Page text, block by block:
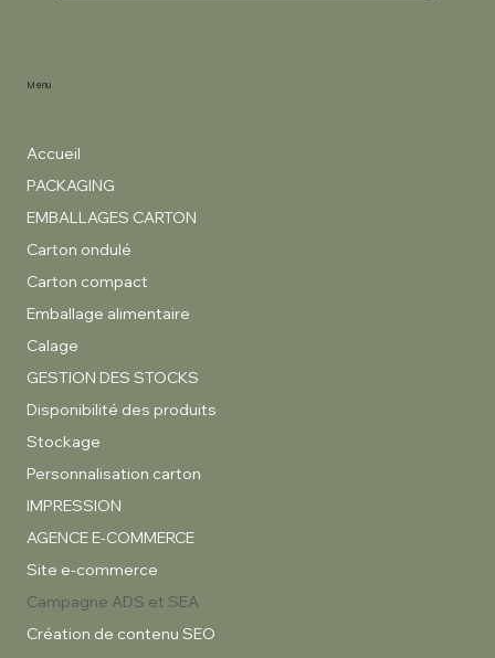
Accueil
PACKAGING
EMBALLAGES CARTON
Carton ondulé
Carton compact
Emballage alimentaire
Calage
GESTION DES STOCKS
Disponibilité des produits
Stockage
Personnalisation carton
IMPRESSION
AGENCE E-COMMERCE
Site e-commerce
Campagne ADS et SEA
Création de contenu SEO
Menu